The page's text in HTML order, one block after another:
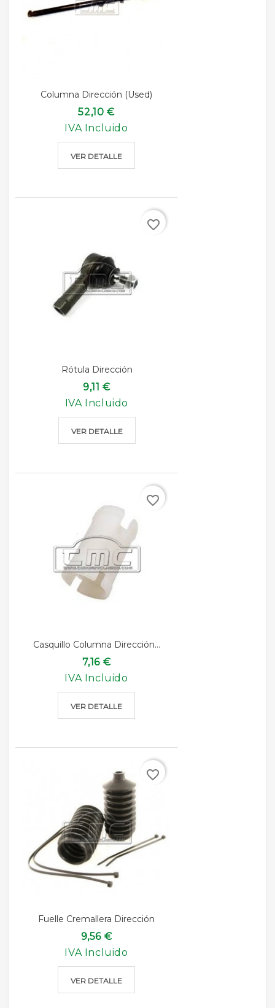
Columna Dirección (used)
52,10 €
IVA Incluido
VER DETALLE
Rótula Dirección
9,11 €
IVA Incluido
VER DETALLE
favorite_border
Casquillo Columna Dirección...
7,16 €
IVA Incluido
VER DETALLE
favorite_border
Fuelle Cremallera Dirección
9,56 €
IVA Incluido
VER DETALLE
favorite_border